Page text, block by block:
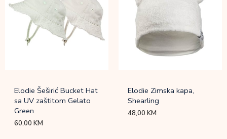
Elodie Šeširić Bucket Hat
sa UV zaštitom Gelato
Green
60,00KM
Elodie Zimska kapa,
Shearling
48,00KM